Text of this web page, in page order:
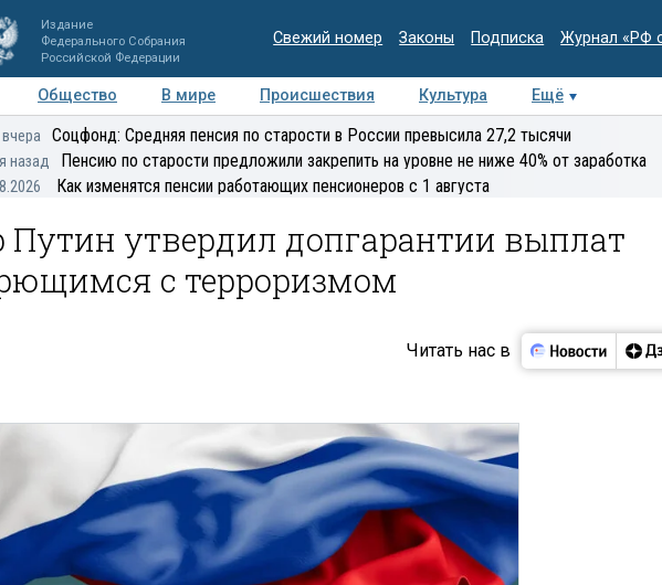
Издание
Федерального Собрания
Российской Федерации
Свежий номер Законы Подписка Журнал «РФ
Общество В мире Происшествия Культура Ещё
Мнения Регионы Медиацентр Интервью Колумнисты
вчера Соцфонд: Средняя пенсия по старости в России превысила 27,2 тысячи
назад Пенсию по старости предложили закрепить на уровне не ниже 40% от заработка
Как изменятся пенсии работающих пенсионеров с 1 августа
утвердил допгарантии выплат
с терроризмом
Читать нас в